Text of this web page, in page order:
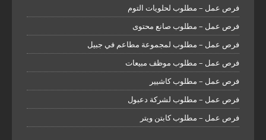
فرص عمل – مطلوب لحلويات التوم
فرص عمل – مطلوب صانع محتوى
فرص عمل – مطلوب لمجموعة مطاعم في جبيل
فرص عمل – مطلوب موظف مبيعات
فرص عمل – مطلوب كاشيير
فرص عمل – مطلوب لشركة دعبول
فرص عمل – مطلوب كابتن ويتر